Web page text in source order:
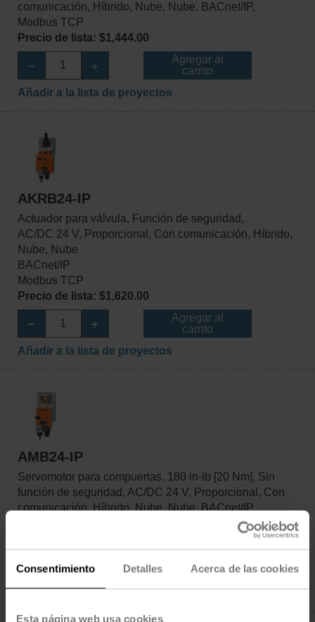
Consentimiento Detalles Acerca de las cookies
Esta página web usa cookies
comunicación, Híbrido, Nube, Nube, BACnet/IP,
Modbus TCP
Precio de lista: $1,444.00
Agregar al
carrito
Añadir a la lista de proyectos
AKRB24-IP
Actuador para válvula, Función de seguridad,
AC/DC 24 V, Proporcional, Con comunicación, Híbrido,
Nube, Nube
BACnet/IP
Modbus TCP
Precio de lista: $1,620.00
Agregar al
carrito
Añadir a la lista de proyectos
AMB24-IP
Servomotor para compuertas, 180 in-lb [20 Nm], Sin
función de seguridad, AC/DC 24 V, Proporcional, Con
comunicación, Híbrido, Nube, Nube, BACnet/IP,
carrito
Añadir a la lista de proyectos